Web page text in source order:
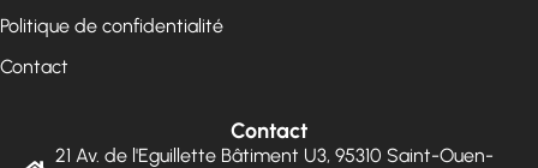
Politique de confidentialité
Contact
Contact
21 Av. de l'Eguillette Bâtiment U3, 95310 Saint-Ouen-